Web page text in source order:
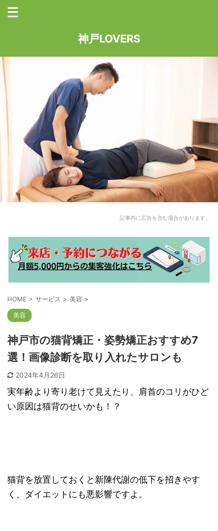
神戸LOVERS
記事内に広告を含む場合があります。
HOME > サービス > 美容 >
美容
神戸市の猫背矯正・姿勢矯正おすすめ7
選！画像診断を取り入れたサロンも
2024年4月26日
実年齢より寄り老けて見えたり、肩首のコリがひど
い原因は猫背のせいかも！？
猫背を放置しておくと新陳代謝の低下を招きやす
く、ダイエットにも悪影響ですよ。